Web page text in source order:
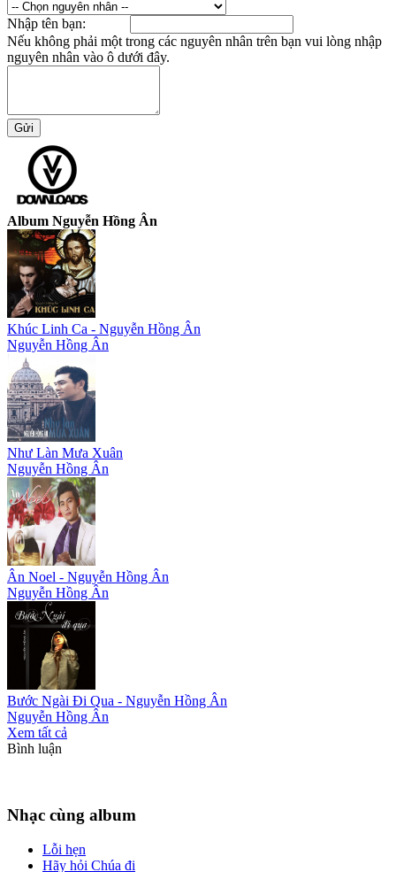
Nhập tên bạn:
Nếu không phải một trong các nguyên nhân trên bạn vui lòng nhập
nguyên nhân vào ô dưới đây.
Album Nguyễn Hồng Ân
Khúc Linh Ca - Nguyễn Hồng Ân
Nguyễn Hồng Ân
Như Làn Mưa Xuân
Nguyễn Hồng Ân
Ân Noel - Nguyễn Hồng Ân
Nguyễn Hồng Ân
Bước Ngài Đi Qua - Nguyễn Hồng Ân
Nguyễn Hồng Ân
Xem tất cả
Bình luận
Nhạc cùng album
Lỗi hẹn
Hãy hỏi Chúa đi